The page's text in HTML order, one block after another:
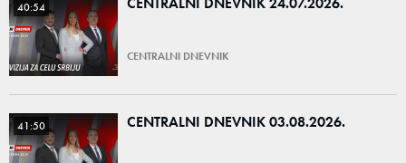
40:54
CENTRALNI DNEVNIK
41:50 CENTRALNI DNEVNIK 03.08.2026.